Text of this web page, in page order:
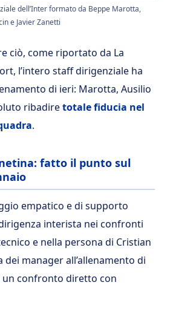
dell’Inter formato da Beppe Marotta,
e Javier Zanetti
ciò, come riportato da La
l’intero staff dirigenziale ha
di ieri: Marotta, Ausilio
ribadiretotale fiducia nel
.
fatto il punto sul
empatico e di supporto
interista nei confronti
e nella persona di Cristian
dei manager all’allenamento di
un confronto diretto con